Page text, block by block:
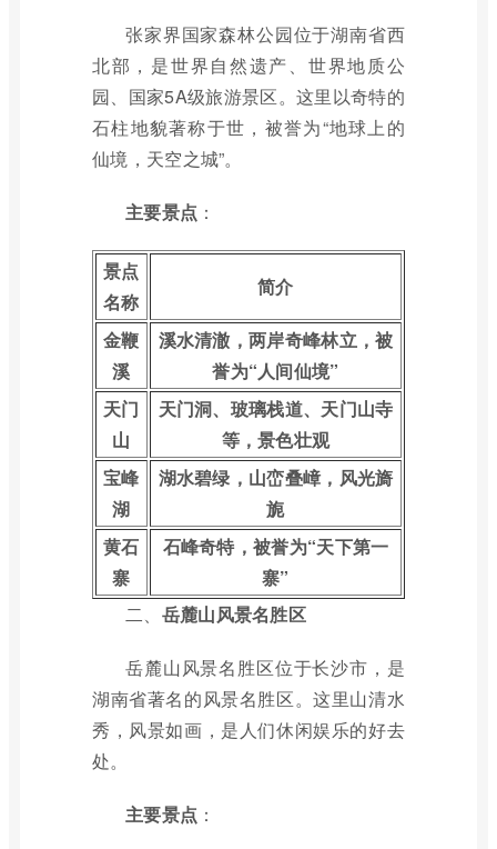
张家界国家森林公园位于湖南省西
北部，是世界自然遗产、世界地质公
园、国家5A级旅游景区。这里以奇特的
石柱地貌著称于世，被誉为“地球上的
仙境，天空之城”。
主要景点 ：
景点
名称
简介
金鞭
溪
溪水清澈，两岸奇峰林立，被
誉为“人间仙境”
天门
山
天门洞、玻璃栈道、天门山寺
等，景色壮观
宝峰
湖
湖水碧绿，山峦叠嶂，风光旖
旎
黄石
寨
石峰奇特，被誉为“天下第一
寨”
二、 岳麓山风景名胜区
岳麓山风景名胜区位于长沙市，是
湖南省著名的风景名胜区。这里山清水
秀，风景如画，是人们休闲娱乐的好去
处。
主要景点 ：